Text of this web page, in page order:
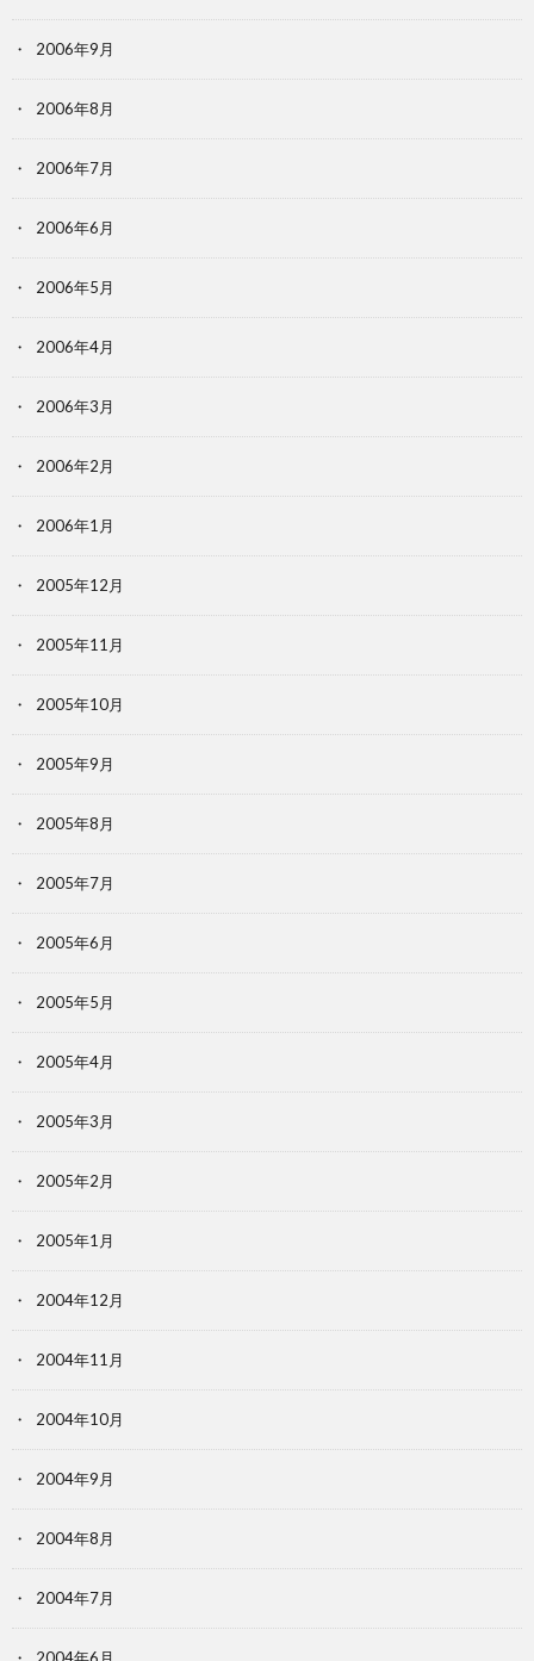
2006年9月
2006年8月
2006年7月
2006年6月
2006年5月
2006年4月
2006年3月
2006年2月
2006年1月
2005年12月
2005年11月
2005年10月
2005年9月
2005年8月
2005年7月
2005年6月
2005年5月
2005年4月
2005年3月
2005年2月
2005年1月
2004年12月
2004年11月
2004年10月
2004年9月
2004年8月
2004年7月